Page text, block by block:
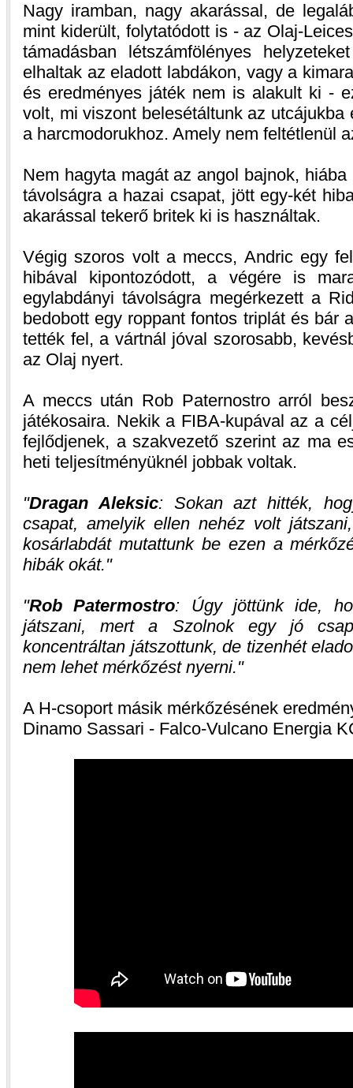
Nagy iramban, nagy akarással, de
mint kiderült, folytatódott is - az Olaj-
támadásban létszámfölényes
elhaltak az eladott labdákon, vagy a
és eredményes játék nem is alakult ki -
volt, mi viszont belesétáltunk az utcájukba
a harcmodorukhoz. Amely nem feltétlenül
Nem hagyta magát az angol bajnok,
távolságra a hazai csapat, jött egy-két
akarással tekerő britek ki is használtak.
Végig szoros volt a meccs, Andric egy
hibával kipontozódott, a végére is
egylabdányi távolságra megérkezett a
bedobott egy roppant fontos triplát és bár
tették fel, a vártnál jóval szorosabb,
az Olaj nyert.
A meccs után Rob Paternostro arról
játékosaira. Nekik a FIBA-kupával az a
fejlődjenek, a szakvezető szerint az ma
heti teljesítményüknél jobbak voltak.
Dragan Aleksic: Sokan azt hitték,
csapat, amelyik ellen nehéz volt
kosárlabdát mutattunk be ezen a
hibák okát.
Rob Patermostro: Úgy jöttünk ide,
játszani, mert a Szolnok egy jó
koncentráltan játszottunk, de tizenhét
nem lehet mérkőzést nyerni.
A H-csoport másik mérkőzésének
Dinamo Sassari - Falco-Vulcano Energia